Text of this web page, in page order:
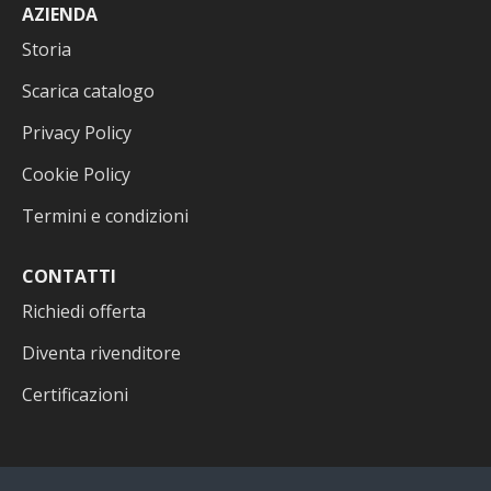
AZIENDA
Storia
Scarica catalogo
Privacy Policy
Cookie Policy
Termini e condizioni
CONTATTI
Richiedi offerta
Diventa rivenditore
Certificazioni